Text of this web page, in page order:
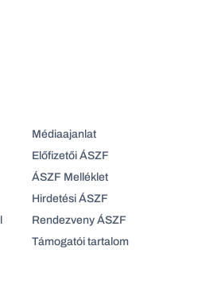
Médiaajanlat
Előfizetői ÁSZF
ÁSZF Melléklet
Hirdetési ÁSZF
Rendezveny ÁSZF
Támogatói tartalom